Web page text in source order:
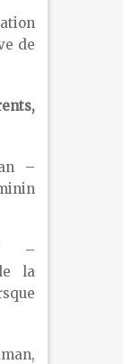
de
–
–
la